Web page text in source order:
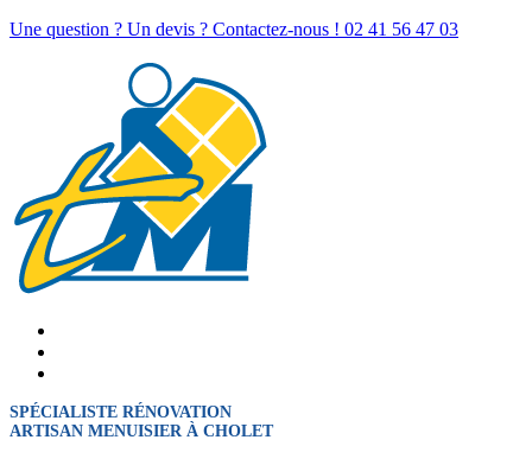
Une question ? Un devis ? Contactez-nous ! 02 41 56 47 03
SPÉCIALISTE RÉNOVATION
ARTISAN MENUISIER À CHOLET